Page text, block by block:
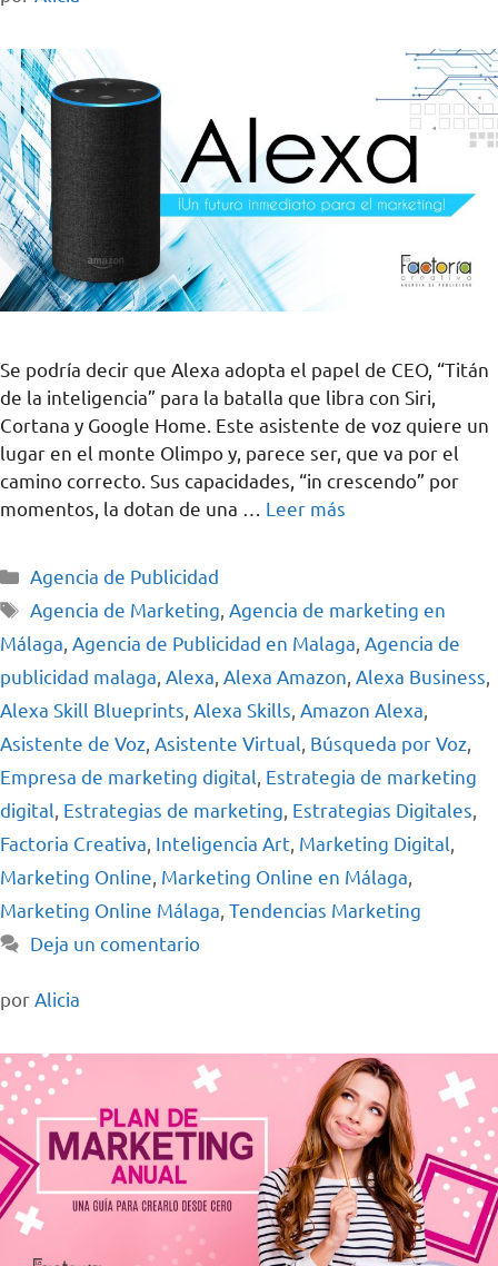
Se podría decir que Alexa adopta el papel de CEO, “Titán
de la inteligencia” para la batalla que libra con Siri,
Cortana y Google Home. Este asistente de voz quiere un
lugar en el monte Olimpo y, parece ser, que va por el
camino correcto. Sus capacidades, “in crescendo” por
momentos, la dotan de una … Leer más
Agencia de Publicidad
Agencia de Marketing Agencia de marketing en
Málaga Agencia de Publicidad en Malaga Agencia de
publicidad malaga Alexa Alexa Amazon Alexa Business
Alexa Skill Blueprints Alexa Skills Amazon Alexa
Asistente de Voz Asistente Virtual Búsqueda por Voz
Empresa de marketing digital Estrategia de marketing
digital Estrategias de marketing Estrategias Digitales
Factoria Creativa Inteligencia Art Marketing Digital
Marketing Online Marketing Online en Málaga
Marketing Online Málaga Tendencias Marketing
Deja un comentario
por Alicia